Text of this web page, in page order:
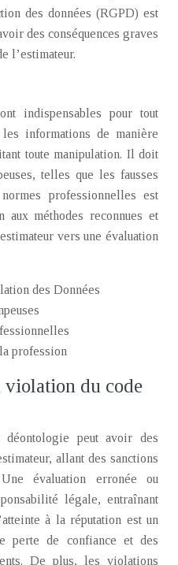
des données (RGPD) est
des conséquences graves
l’estimateur.
indispensables pour tout
informations de manière
toute manipulation. Il doit
telles que les fausses
professionnelles est
aux méthodes reconnues et
vers une évaluation
des Données
profession
violation du code
peut avoir des
allant des sanctions
évaluation erronée ou
légale, entraînant
à la réputation est un
perte de confiance et des
De plus, les violations